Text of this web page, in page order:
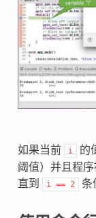
如果当前 i 的
阈值）并且程序
直到
i == 2 条